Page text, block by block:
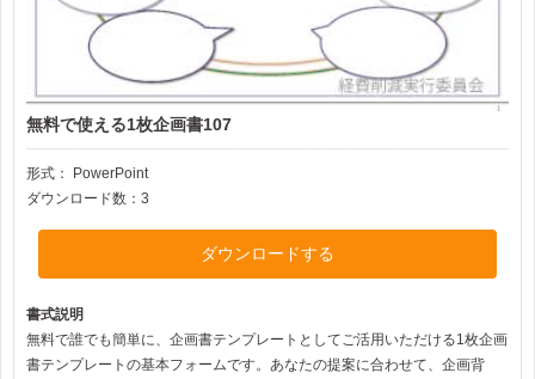
無料で使える1枚企画書107
形式：
PowerPoint
ダウンロード数：3
ダウンロードする
書式説明
無料で誰でも簡単に、企画書テンプレートとしてご活用いただける1枚企画
書テンプレートの基本フォームです。あなたの提案に合わせて、企画背